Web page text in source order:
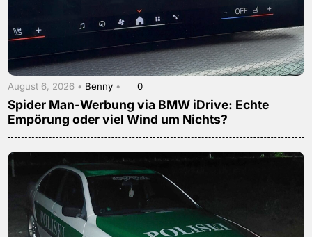
August 6, 2026 • Benny • 0
Spider Man-Werbung via BMW iDrive: Echte
Empörung oder viel Wind um Nichts?